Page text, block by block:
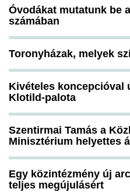
Óvodákat mutatunk be
számában
Toronyházak, melyek
Kivételes koncepcióval
Klotild-palota
Szentirmai Tamás a
Minisztérium helyettes
Egy közintézmény új
teljes megújulásért